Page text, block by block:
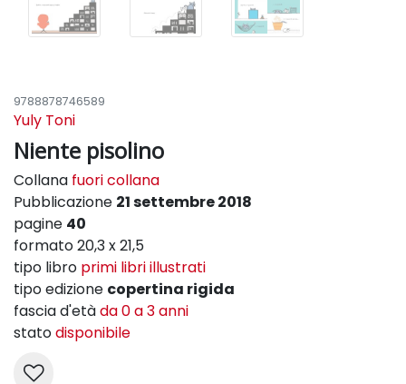
9788878746589
Yuly Toni
Niente pisolino
Collana fuori collana
Pubblicazione 21 settembre 2018
pagine 40
formato 20,3 x 21,5
tipo libro primi libri illustrati
tipo edizione copertina rigida
fascia d'etàda 0 a 3 anni
statodisponibile